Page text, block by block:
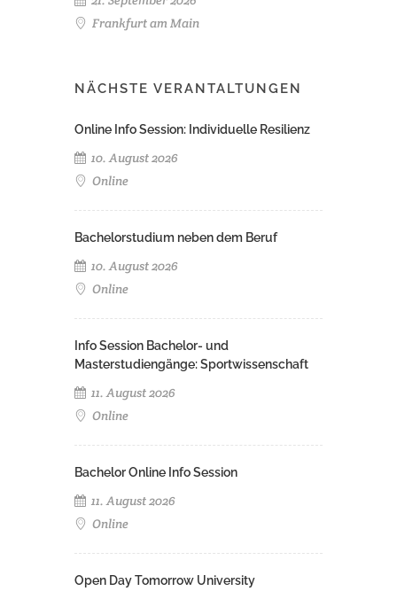
Frankfurt am Main
NÄCHSTE VERANTALTUNGEN
Online Info Session: Individuelle Resilienz
10. August 2026
Online
Bachelorstudium neben dem Beruf
10. August 2026
Online
Info Session Bachelor- und
Masterstudiengänge: Sportwissenschaft
11. August 2026
Online
Bachelor Online Info Session
11. August 2026
Online
Open Day Tomorrow University